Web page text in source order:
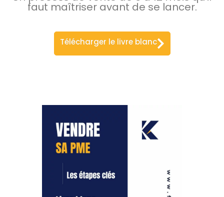
faut maîtriser avant de se lancer.
Télécharger le livre blanc